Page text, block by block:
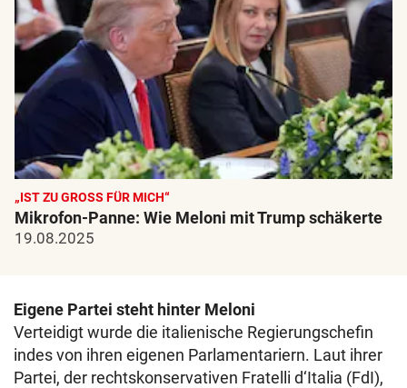
„IST ZU GROSS FÜR MICH“
Mikrofon-Panne: Wie Meloni mit Trump schäkerte
19.08.2025
Eigene Partei steht hinter Meloni
Verteidigt wurde die italienische Regierungschefin
indes von ihren eigenen Parlamentariern. Laut ihrer
Partei, der rechtskonservativen Fratelli d‘Italia (FdI),